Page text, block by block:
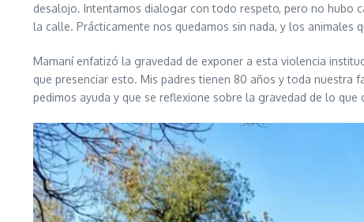
desalojo. Intentamos dialogar con todo respeto, pero no hubo
la calle. Prácticamente nos quedamos sin nada, y los animales
Mamaní enfatizó la gravedad de exponer a esta violencia
que presenciar esto. Mis padres tienen 80 años y toda
pedimos ayuda y que se reflexione sobre la gravedad de lo que